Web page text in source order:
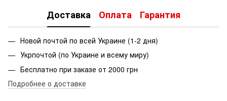
Доставка Оплата Гарантия
Новой почтой по всей Украине (1-2 дня)
Укрпочтой (по Украине и всему миру)
Бесплатно при заказе от 2000 грн
Подробнее о доставке